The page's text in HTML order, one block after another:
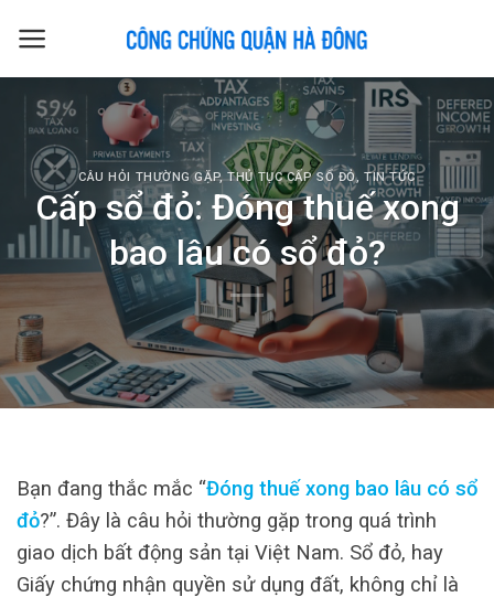
CÂU HỎI THƯỜNG GẶP,THỦ TỤC CẤP SỔ ĐỎ, TIN TỨC
Cấp sổ đỏ: Đóng thuế xong
bao lâu có sổ đỏ?
Bạn đang thắc mắc “Đóng thuế xong bao lâu có sổ
đỏ?”. Đây là câu hỏi thường gặp trong quá trình
giao dịch bất động sản tại Việt Nam. Sổ đỏ, hay
Giấy chứng nhận quyền sử dụng đất, không chỉ là